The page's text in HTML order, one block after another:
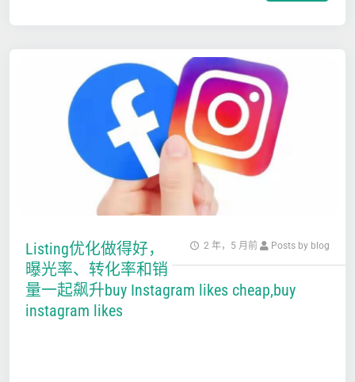
2 年，5 月前 Posts by blog
Listing优化做得好，
曝光率、转化率和销
量一起飙升buy Instagram likes cheap,buy
instagram likes